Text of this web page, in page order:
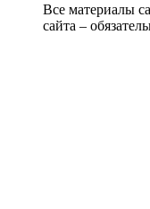
Все материалы
сайта –